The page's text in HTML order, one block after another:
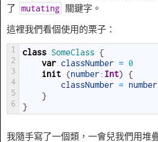
了
mutating 關鍵字。
這裡我們看個使用的栗子：
1
2
3
4
5
6
class SomeClass {
var classNumber = 0
init
(number: Int)
{
classNumber = number
}
}
我隨手寫了一個類，一會兒我們用堆